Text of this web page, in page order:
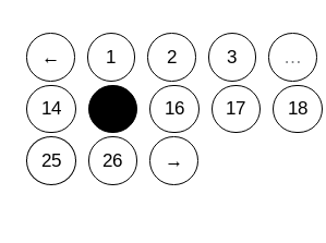
← 1 2 3 …
14 16 17 18
25 26 →